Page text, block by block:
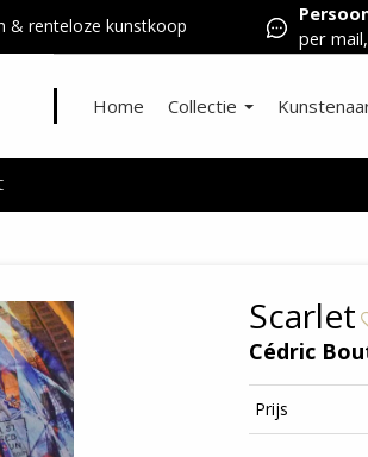
& renteloze kunstkoop
per
Home Collectie
Scarlet
Cédric
Prijs